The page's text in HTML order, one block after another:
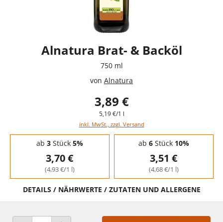
Alnatura Brat- & Backöl
750 ml
von Alnatura
3,89 €
5,19 €/1 l
inkl. MwSt., zzgl. Versand
Staffelpreise - Mengenrabatt
ab 3Stück 5%
3,70 €
(4,93 €/1 l)
ab 6Stück 10%
3,51 €
(4,68 €/1 l)
DETAILS / NÄHRWERTE / ZUTATEN UND ALLERGENE